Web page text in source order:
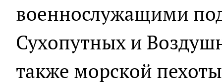
военнослужащими
Сухопутных и
также морской